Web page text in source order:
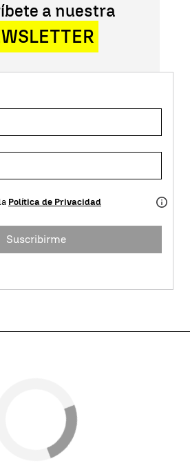
a nuestra
Política de Privacidad
Suscribirme